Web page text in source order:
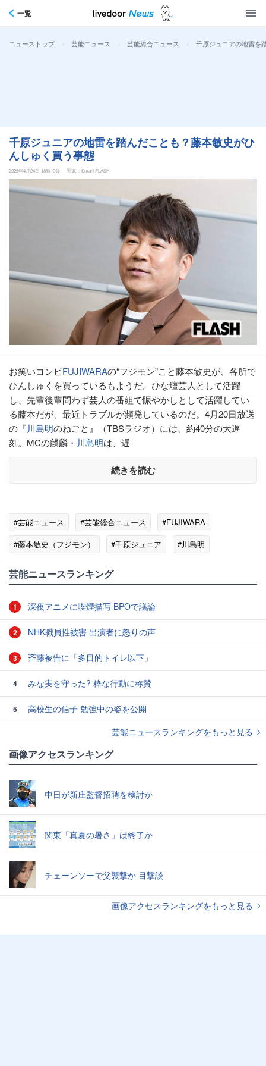
一覧
ニューストップ > 芸能ニュース > 芸能総合ニュース > 千原ジュニアの地雷を
千原ジュニアの地雷を踏んだことも？藤本敏史がひ
んしゅく買う事態
2025年4月24日 18時10分 写真：Smart FLASH
お笑いコンビFUJIWARAの“フジモン”こと藤本敏史が、各所で
ひんしゅくを買っているもようだ。ひな壇芸人として活躍
し、先輩後輩問わず芸人の番組で賑やかしとして活躍してい
る藤本だが、最近トラブルが頻発しているのだ。4月20日放送
の『川島明のねごと』（TBSラジオ）には、約40分の大遅
刻。MCの麒麟・ 川島明は、遅
続きを読む
#芸能ニュース #芸能総合ニュース
#FUJIWARA
#藤本敏史（フジモン）
#千原ジュニア
#川島明
芸能ニュースランキング
1 深夜アニメに喫煙描写 BPOで議論
2 NHK職員性被害 出演者に怒りの声
3 斉藤被告に「多目的トイレ以下」
4 みな実を守った? 粋な行動に称賛
5
高校生の信子 勉強中の姿を公開
芸能ニュースランキングをもっと見る
画像アクセスランキング
中日が新庄監督招聘を検討か
関東「真夏の暑さ」は終了か
チェーンソーで父襲撃か 目撃談
画像アクセスランキングをもっと見る